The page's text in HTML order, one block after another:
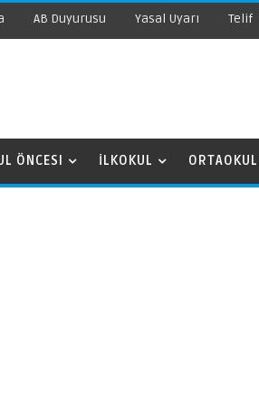
AB Duyurusu Yasal Uyarı Telif
ÖNCESI İLKOKUL ORTAOKUL